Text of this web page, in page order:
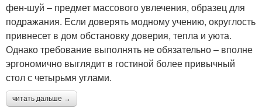
фен-шуй – предмет массового увлечения, образец для
подражания. Если доверять модному учению, округлость
привнесет в дом обстановку доверия, тепла и уюта.
Однако требование выполнять не обязательно – вполне
эргономично выглядит в гостиной более привычный
стол с четырьмя углами.
читать дальше →